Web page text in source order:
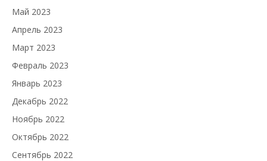
Май 2023
Апрель 2023
Март 2023
Февраль 2023
Январь 2023
Декабрь 2022
Ноябрь 2022
Октябрь 2022
Сентябрь 2022